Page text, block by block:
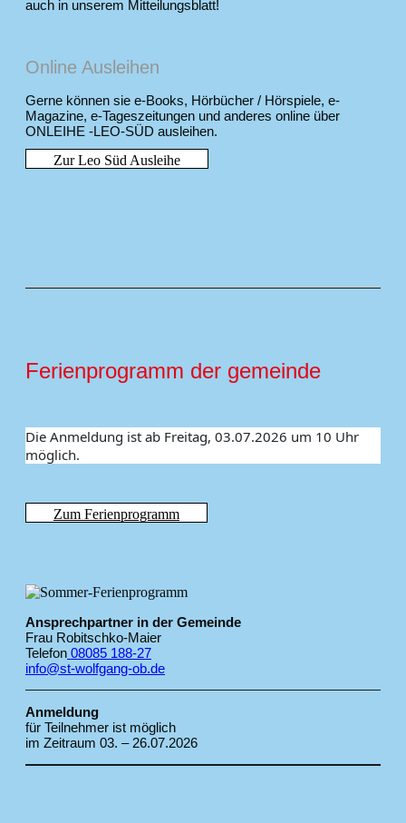
auch in unserem Mitteilungsblatt!
Online Ausleihen
Gerne können sie e-Books, Hörbücher / Hörspiele, e-
Magazine, e-Tageszeitungen und anderes online über
ONLEIHE -LEO-SÜD ausleihen.
Zur Leo Süd Ausleihe
Ferienprogramm der gemeinde
Die Anmeldung ist ab Freitag, 03.07.2026 um 10 Uhr
möglich.
Zum Ferienprogramm
Ansprechpartner in der Gemeinde
Frau Robitschko-Maier
Telefon 08085 188-27
info@st-wolfgang-ob.de
Anmeldung
für Teilnehmer ist möglich
im Zeitraum 03. – 26.07.2026